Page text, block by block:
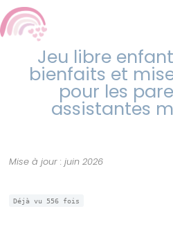
Jeu libre
bienfaits et
pour les
assistantes
Mise à jour : juin 2026
Déjà vu 556 fois